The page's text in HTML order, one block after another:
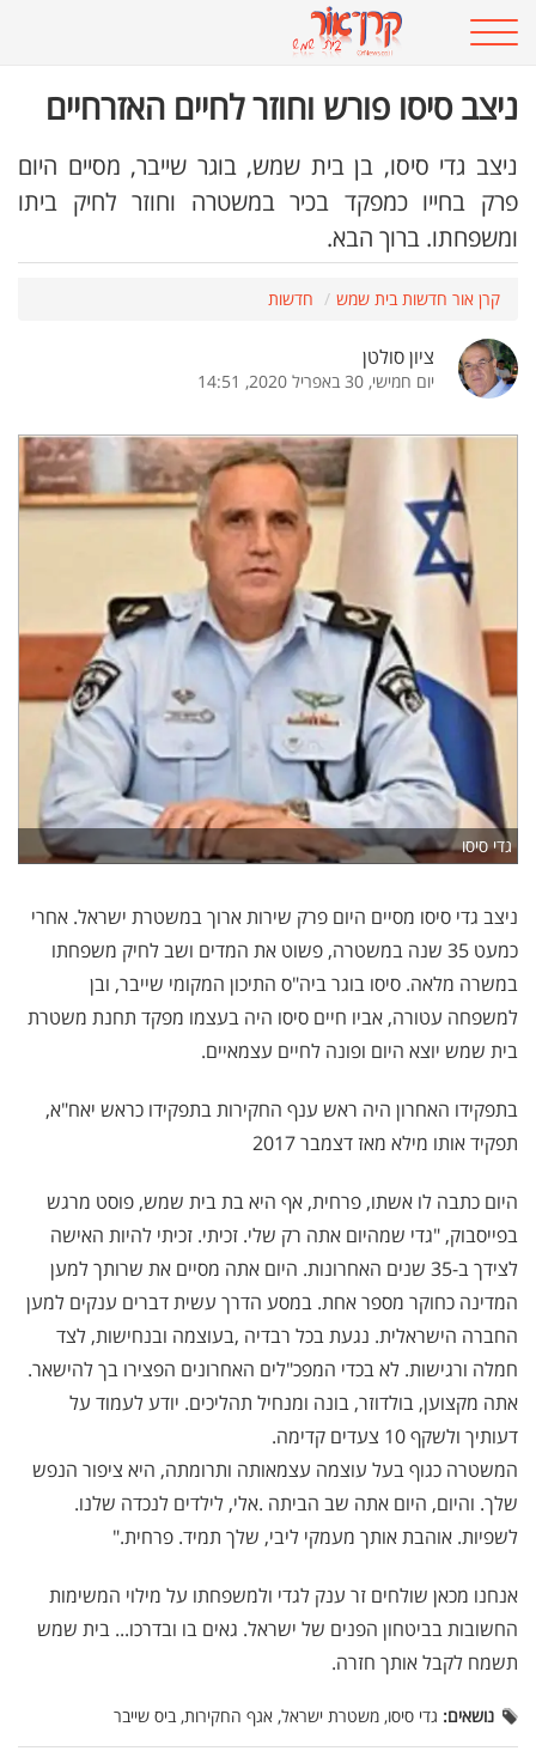
ניצב סיסו פורש וחוזר לחיים האזרחיים
ניצב גדי סיסו, בן בית שמש, בוגר שייבר, מסיים היום
פרק בחייו כמפקד בכיר במשטרה וחוזר לחיק ביתו
ומשפחתו. ברוך הבא.
קרן אור חדשות בית שמש חדשות
ציון סולטן
יום חמישי, 30 באפריל 2020, 14:51
גדי סיסו
ניצב גדי סיסו מסיים היום פרק שירות ארוך במשטרת ישראל. אחרי
כמעט 35 שנה במשטרה, פשוט את המדים ושב לחיק משפחתו
במשרה מלאה. סיסו בוגר ביה"ס התיכון המקומי שייבר, ובן
למשפחה עטורה, אביו חיים סיסו היה בעצמו מפקד תחנת משטרת
בית שמש יוצא היום ופונה לחיים עצמאיים.
בתפקידו האחרון היה ראש ענף החקירות בתפקידו כראש יאח"א,
תפקיד אותו מילא מאז דצמבר 2017
היום כתבה לו אשתו, פרחית, אף היא בת בית שמש, פוסט מרגש
בפייסבוק, "גדי שמהיום אתה רק שלי. זכיתי. זכיתי להיות האישה
לצידך ב-35 שנים האחרונות. היום אתה מסיים את שרותך למען
המדינה כחוקר מספר אחת. במסע הדרך עשית דברים ענקים למען
החברה הישראלית. נגעת בכל רבדיה ,בעוצמה ובנחישות, לצד
חמלה ורגישות. לא בכדי המפכ"לים האחרונים הפצירו בך להישאר.
אתה מקצוען, בולדוזר, בונה ומנחיל תהליכים. יודע לעמוד על
דעותיך ולשקף 10 צעדים קדימה
.
המשטרה כגוף בעל עוצמה עצמאותה ותרומתה, היא ציפור הנפש
שלך. והיום, היום אתה שב הביתה .אלי, לילדים לנכדה שלנו.
לשפיות. אוהבת אותך מעמקי ליבי, שלך תמיד. פרחית.
"
אנחנו מכאן שולחים זר ענק לגדי ולמשפחתו על מילוי המשימות
החשובות בביטחון הפנים של ישראל. גאים בו ובדרכו... בית שמש
תשמח לקבל אותך חזרה.
נושאים: גדי סיסו, משטרת ישראל, אגף החקירות, ביס שייבר